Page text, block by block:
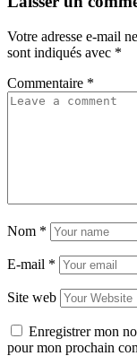
Votre adresse e-mail
sont indiqués avec *
Commentaire *
Nom *
E-mail *
Site web
Enregistrer mon
pour mon prochain